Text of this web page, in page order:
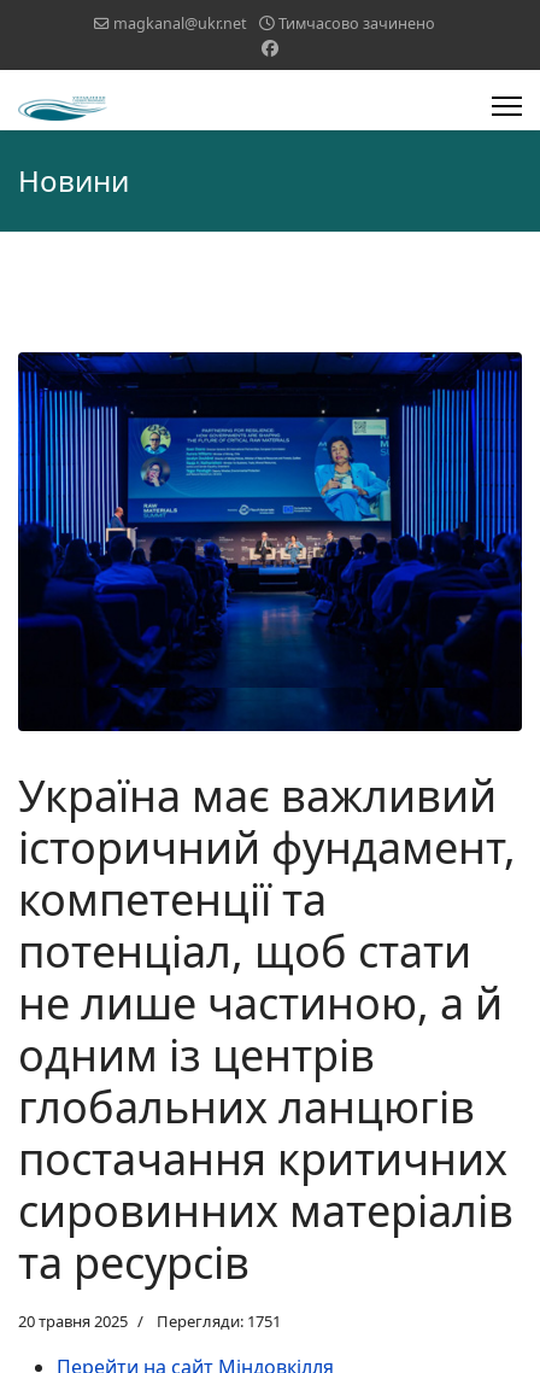
magkanal@ukr.net Тимчасово зачинено
Новини
Україна має важливий
історичний фундамент,
компетенції та
потенціал, щоб стати
не лише частиною, а й
одним із центрів
глобальних ланцюгів
постачання критичних
сировинних матеріалів
та ресурсів
20 травня 2025 Перегляди: 1751
Перейти на сайт Міндовкілля _